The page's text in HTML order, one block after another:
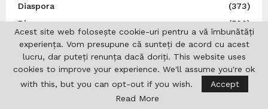
Diaspora
(373)
Diverse
(588)
Dr. Ion I. Jinga
(5)
Droguri
(31)
DRP
(5)
(24)
Acest site web folosește cookie-uri pentru a vă îmbunătăți
experiența. Vom presupune că sunteți de acord cu acest
lucru, dar puteți renunța dacă doriți. This website uses
cookies to improve your experience. We'll assume you're ok
with this, but you can opt-out if you wish.
Accept
Read More